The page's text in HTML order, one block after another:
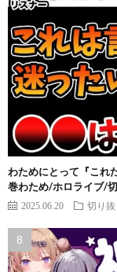
わためにとって『これ
巻わため/ホロライブ/切
2025.06.20 切り抜